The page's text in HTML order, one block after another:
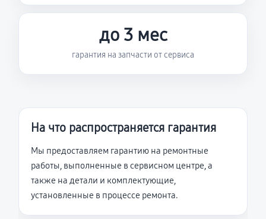
до 3 мес
гарантия на запчасти от сервиса
На что распространяется гарантия
Мы предоставляем гарантию на ремонтные
работы, выполненные в сервисном центре, а
также на детали и комплектующие,
установленные в процессе ремонта.